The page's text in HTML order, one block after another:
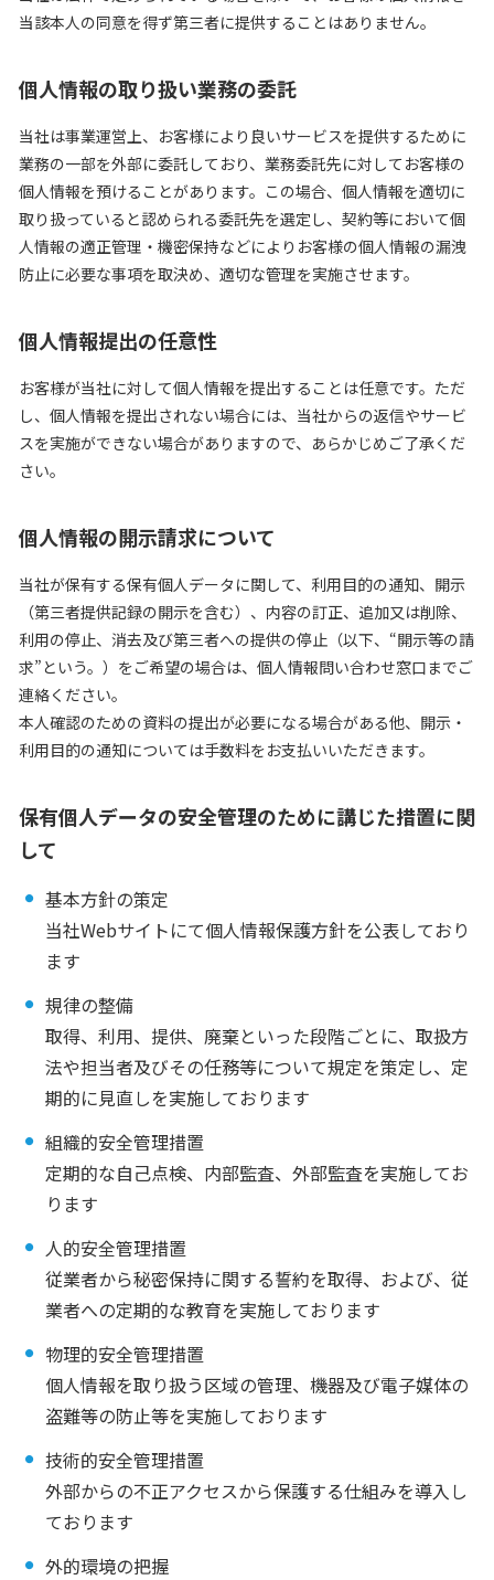
当該本人の同意を得ず第三者に提供することはありません。
個人情報の取り扱い業務の委託
当社は事業運営上、お客様により良いサービスを提供するために
業務の一部を外部に委託しており、業務委託先に対してお客様の
個人情報を預けることがあります。この場合、個人情報を適切に
取り扱っていると認められる委託先を選定し、契約等において個
人情報の適正管理・機密保持などによりお客様の個人情報の漏洩
防止に必要な事項を取決め、適切な管理を実施させます。
個人情報提出の任意性
お客様が当社に対して個人情報を提出することは任意です。ただ
し、個人情報を提出されない場合には、当社からの返信やサービ
スを実施ができない場合がありますので、あらかじめご了承くだ
さい。
個人情報の開示請求について
当社が保有する保有個人データに関して、利用目的の通知、開示
（第三者提供記録の開示を含む）、内容の訂正、追加又は削除、
利用の停止、消去及び第三者への提供の停止（以下、“開示等の請
求”という。）をご希望の場合は、個人情報問い合わせ窓口までご
連絡ください。
本人確認のための資料の提出が必要になる場合がある他、開示・
利用目的の通知については手数料をお支払いいただきます。
保有個人データの安全管理のために講じた措置に関
して
基本方針の策定
当社Webサイトにて個人情報保護方針を公表しており
ます
規律の整備
取得、利用、提供、廃棄といった段階ごとに、取扱方
法や担当者及びその任務等について規定を策定し、定
期的に見直しを実施しております
組織的安全管理措置
定期的な自己点検、内部監査、外部監査を実施してお
ります
人的安全管理措置
従業者から秘密保持に関する誓約を取得、および、従
業者への定期的な教育を実施しております
物理的安全管理措置
個人情報を取り扱う区域の管理、機器及び電子媒体の
盗難等の防止等を実施しております
技術的安全管理措置
外部からの不正アクセスから保護する仕組みを導入し
ております
外的環境の把握